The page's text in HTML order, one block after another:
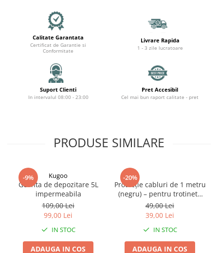
Transmisii & lanțuri
Claxoane / sonerii (timbres)
Discuri de frana
Plăcuțe de frână
Unelte & truse
Adezivi & pastă termoconductoare
Rulouri de nichel
Tuburi termocontractabile
Șuruburi / kituri prindere
Publicitate & elemente expo
Calitate Garantata
Certificat de Garantie si
Conformitate
Livrare Rapida
1 - 3 zile lucratoare
Suport Clienti
In intervalul 08:00 - 23:00
Pret Accesibil
Cel mai bun raport calitate - pret
PRODUSE SIMILARE
-9% Kugoo
Geanta de depozitare 5L
impermeabila
109,00 Lei
99,00 Lei
IN STOC
ADAUGA IN COS
-20%
Protecție cabluri de 1 metru
(negru) – pentru trotinetă
electrică
49,00 Lei
39,00 Lei
IN STOC
ADAUGA IN COS